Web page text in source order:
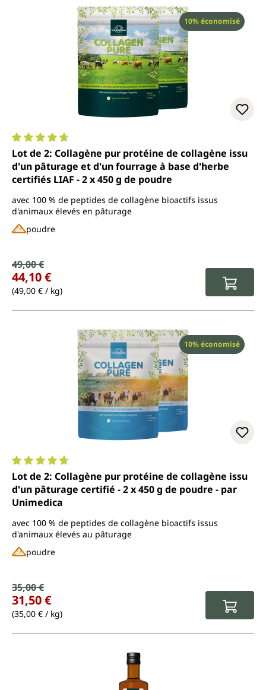
Réduction
10% économisé
Note moyenne de 4.7 sur 5 étoiles
Lot de 2: Collagène pur protéine de collagène issu
d'un pâturage et d'un fourrage à base d'herbe
certifiés LIAF - 2 x 450 g de poudre
avec 100 % de peptides de collagène bioactifs issus
d'animaux élevés en pâturage
poudre
Prix de vente :
Prix régulier :
49,00 €
44,10 €
(49,00 € / kg)
Réduction
10% économisé
Note moyenne de 4.7 sur 5 étoiles
Lot de 2: Collagène pur protéine de collagène issu
d'un pâturage certifié - 2 x 450 g de poudre - par
Unimedica
avec 100 % de peptides de collagène bioactifs issus
d'animaux élevés au pâturage
poudre
Prix de vente :
Prix régulier :
35,00 €
31,50 €
(35,00 € / kg)